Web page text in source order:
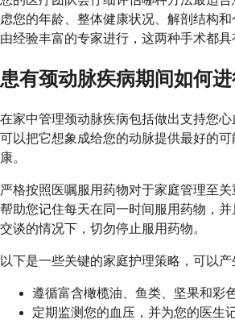
虑您的年龄、整体健康状况、解剖结构
由经验丰富的专家进行，这两种手术都具
患有颈动脉疾病期间如何
在家中管理颈动脉疾病包括做出支持您心
可以把它想象成给您的动脉提供最好的
康。
严格按照医嘱服用药物对于家庭管理至关
帮助您记住每天在同一时间服用药物，
交谈的情况下，切勿停止服用药物。
以下是一些关键的家庭护理策略，可以产
遵循富含橄榄油、鱼类、坚果和彩
定期监测您的血压，并为您的医生